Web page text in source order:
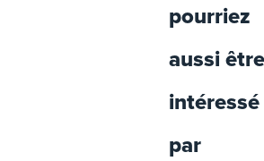
pourriez
aussi être
intéressé
par